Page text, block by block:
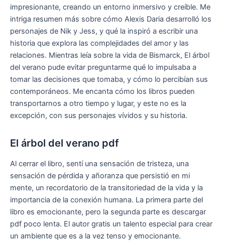
impresionante, creando un entorno inmersivo y creíble. Me
intriga resumen más sobre cómo Alexis Daria desarrolló los
personajes de Nik y Jess, y qué la inspiró a escribir una
historia que explora las complejidades del amor y las
relaciones. Mientras leía sobre la vida de Bismarck, El árbol
del verano pude evitar preguntarme qué lo impulsaba a
tomar las decisiones que tomaba, y cómo lo percibían sus
contemporáneos. Me encanta cómo los libros pueden
transportarnos a otro tiempo y lugar, y este no es la
excepción, con sus personajes vívidos y su historia.
El árbol del verano pdf
Al cerrar el libro, sentí una sensación de tristeza, una
sensación de pérdida y añoranza que persistió en mi
mente, un recordatorio de la transitoriedad de la vida y la
importancia de la conexión humana. La primera parte del
libro es emocionante, pero la segunda parte es descargar
pdf poco lenta. El autor gratis un talento especial para crear
un ambiente que es a la vez tenso y emocionante.